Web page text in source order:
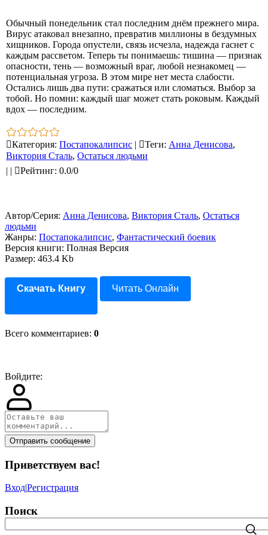
Обычный понедельник стал последним днём прежнего мира.
Вирус атаковал внезапно, превратив миллионы в бездумных
хищников. Города опустели, связь исчезла, надежда гаснет с
каждым рассветом. Теперь ты понимаешь: тишина — признак
опасности, тень — возможный враг, любой незнакомец —
потенциальная угроза. В этом мире нет места слабости.
Остались лишь два пути: сражаться или сломаться. Выбор за
тобой. Но помни: каждый шаг может стать роковым. Каждый
вдох — последним.
Категория: Постапокалипсис | Теги: Анна Денисова,
Виктория Сталь, Остаться людьми
| | Рейтинг: 0.0/0
Автор/Серия: Анна Денисова, Виктория Сталь, Остаться
людьми
Жанры: Постапокалипсис, Фантастический боевик
Версия книги: Полная Версия
Размер: 463.4 Kb
Скачать Книгу Читать Онлайн
Всего комментариев: 0
Войдите:
Отправить сообщение
Приветствуем вас!
Вход|Регистрация
Поиск